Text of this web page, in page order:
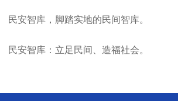
民安智库，脚踏实地的民间智库。
民安智库：立足民间、造福社会。